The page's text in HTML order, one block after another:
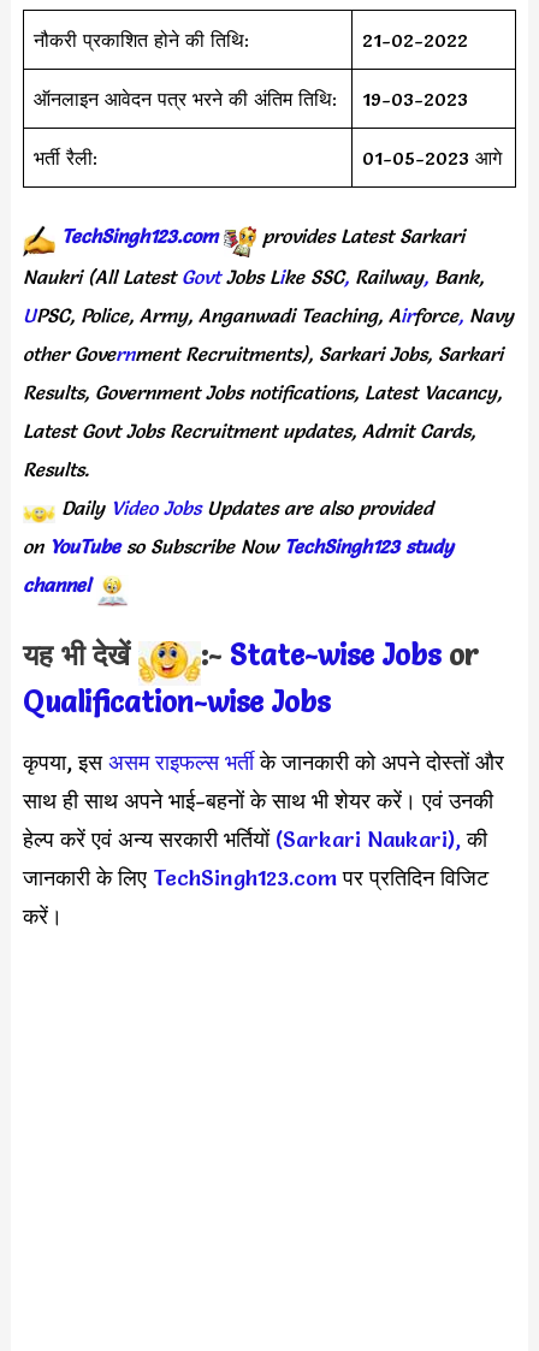
नौकरी प्रकाशित होने की तिथि: 21-02-2022
ऑनलाइन आवेदन पत्र भरने की अंतिम तिथि: 19-03-2023
भर्ती रैली: 01-05-2023 आगे
TechSingh123.com
provides Latest Sarkari
Naukri (All Latest GovtJobs Like SSC,Railway,Bank,
UPSC, Police, Army, Anganwadi Teaching, Airforce,Navy
other Government Recruitments),Sarkari Jobs, Sarkari
Results, Government Jobs notifications, Latest Vacancy,
Latest Govt Jobs Recruitment updates, Admit Cards,
Results.
Daily Video JobsUpdates are also provided
on YouTubeso Subscribe Now TechSingh123 study
channel
यह भी देखें :- State-wise Jobs or
Qualification-wise Jobs
कृपया, इसअसम राइफल्स भर्ती के जानकारी को अपने दोस्तों और
साथ ही साथ अपने भाई-बहनों के साथ भी शेयर करें। एवं उनकी
हेल्प करें एवं अन्य सरकारी भर्तियों (Sarkari Naukari),की
जानकारी के लिए TechSingh123.comपर प्रतिदिन विजिट
करें।